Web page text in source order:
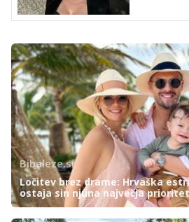
Bibaleze.si
Ločitev brez drame: Hrvaška
ostaja sin njuna največja